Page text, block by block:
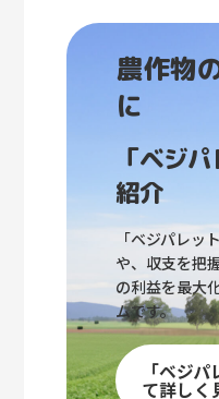
農作物
に
「ベジ
紹介
「ベジパレッ
や、収支を把
の利益を最大
ムです。
「ベジ
て詳しく